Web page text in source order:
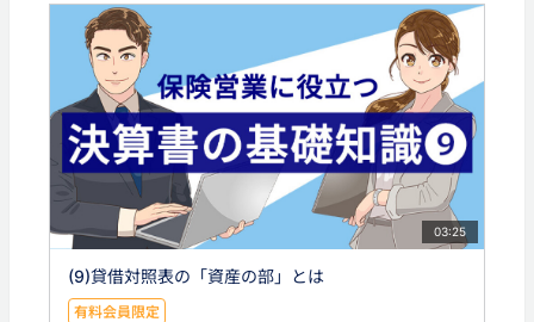
03:25
(9)貸借対照表の「資産の部」とは
有料会員限定